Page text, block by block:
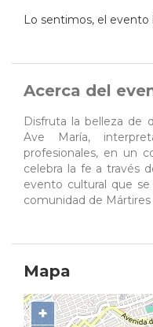
Lo sentimos, el evento
Acerca del
Disfruta la belleza de
Ave María,
profesionales, en un
celebra la fe a través
evento cultural que
comunidad de Mártires
Mapa
+